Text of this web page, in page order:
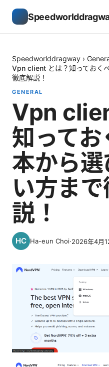
Speedworlddragway ›
Vpn client とは？知っておく
徹底解説！
GENERAL
Vpn
知って
本から
い方ま
説！
Ha-eun Choi·2026年4月